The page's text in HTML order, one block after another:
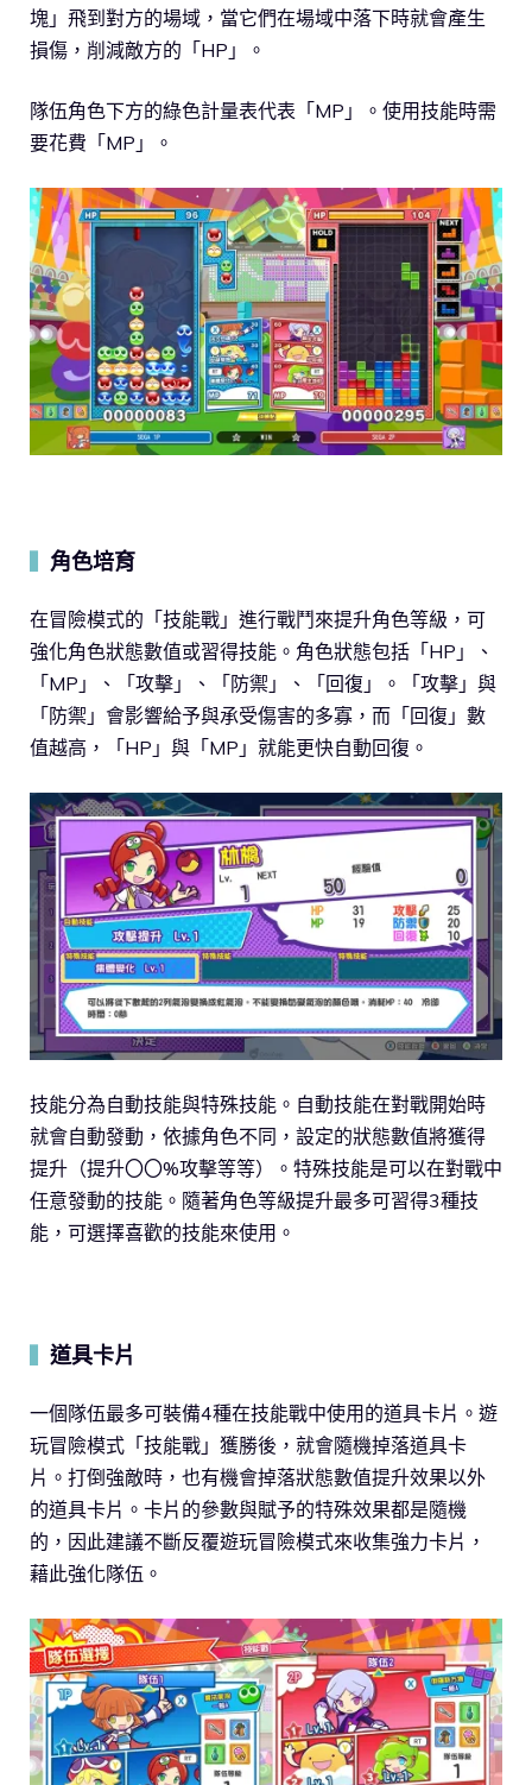
塊」飛到對方的場域，當它們在場域中落下時就會產生
損傷，削減敵方的「HP」。
隊伍角色下方的綠色計量表代表「MP」。使用技能時需
要花費「MP」。
角色培育
在冒險模式的「技能戰」進行戰鬥來提升角色等級，可
強化角色狀態數值或習得技能。角色狀態包括「HP」、
「MP」、「攻擊」、「防禦」、「回復」。「攻擊」與
「防禦」會影響給予與承受傷害的多寡，而「回復」數
值越高，「HP」與「MP」就能更快自動回復。
技能分為自動技能與特殊技能。自動技能在對戰開始時
就會自動發動，依據角色不同，設定的狀態數值將獲得
提升（提升〇〇%攻擊等等）。特殊技能是可以在對戰中
任意發動的技能。隨著角色等級提升最多可習得3種技
能，可選擇喜歡的技能來使用。
道具卡片
一個隊伍最多可裝備4種在技能戰中使用的道具卡片。遊
玩冒險模式「技能戰」獲勝後，就會隨機掉落道具卡
片。打倒強敵時，也有機會掉落狀態數值提升效果以外
的道具卡片。卡片的參數與賦予的特殊效果都是隨機
的，因此建議不斷反覆遊玩冒險模式來收集強力卡片，
藉此強化隊伍。